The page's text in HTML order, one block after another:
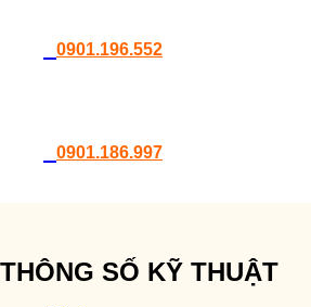
0901.196.552
0901.186.997
THÔNG SỐ KỸ THUẬT